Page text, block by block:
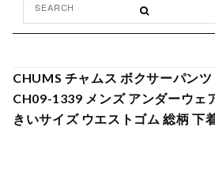
CHUMS チャムス ボクサーパン
CH09-1339 メンズ アンダーウェ
きいサイズ ウエストゴム 総柄 下